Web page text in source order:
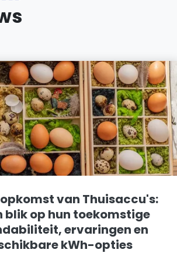
opkomst van Thuisaccu's:
blik op hun toekomstige
ervaringen en
kWh-opties